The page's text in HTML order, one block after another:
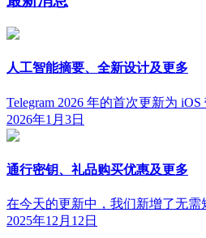
人工智能摘要、全新设计及更多
Telegram 2026 年的首次更新为
2026年1月3日
通行密钥、礼品购买优惠及更多
在今天的更新中，我们新增了无
2025年12月12日